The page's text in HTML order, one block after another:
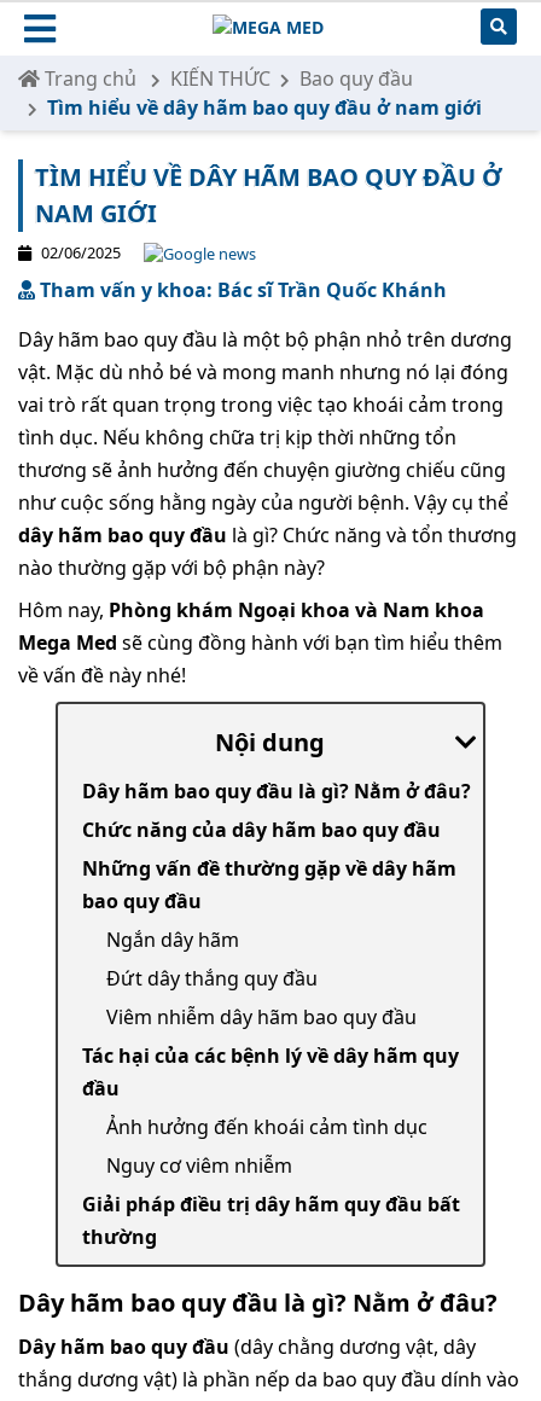
Trang chủ KIẾN THỨC
Bao quy đầu
Tìm hiểu về dây hãm bao quy đầu ở nam giới
TÌM HIỂU VỀ DÂY HÃM BAO QUY ĐẦU Ở
NAM GIỚI
02/06/2025
Tham vấn y khoa: Bác sĩ Trần Quốc Khánh
Dây hãm bao quy đầu là một bộ phận nhỏ trên dương
vật. Mặc dù nhỏ bé và mong manh nhưng nó lại đóng
vai trò rất quan trọng trong việc tạo khoái cảm trong
tình dục. Nếu không chữa trị kịp thời những tổn
thương sẽ ảnh hưởng đến chuyện giường chiếu cũng
như cuộc sống hằng ngày của người bệnh. Vậy cụ thể
dây hãm bao quy đầu là gì? Chức năng và tổn thương
nào thường gặp với bộ phận này?
Hôm nay, Phòng khám Ngoại khoa và Nam khoa
Mega Med sẽ cùng đồng hành với bạn tìm hiểu thêm
về vấn đề này nhé!
Nội dung
Dây hãm bao quy đầu là gì? Nằm ở đâu?
Chức năng của dây hãm bao quy đầu
Những vấn đề thường gặp về dây hãm
bao quy đầu
Ngắn dây hãm
Đứt dây thắng quy đầu
Viêm nhiễm dây hãm bao quy đầu
Tác hại của các bệnh lý về dây hãm quy
đầu
Ảnh hưởng đến khoái cảm tình dục
Nguy cơ viêm nhiễm
Giải pháp điều trị dây hãm quy đầu bất
thường
Dây hãm bao quy đầu là gì? Nằm ở đâu?
Dây hãm bao quy đầu (dây chằng dương vật, dây
thắng dương vật) là phần nếp da bao quy đầu dính vào